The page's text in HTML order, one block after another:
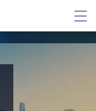
メ
ー